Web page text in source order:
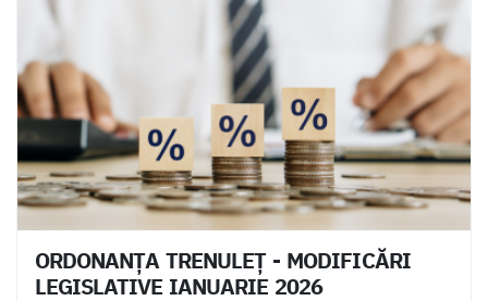
ORDONANȚA TRENULEȚ - MODIFICĂRI
LEGISLATIVE IANUARIE 2026